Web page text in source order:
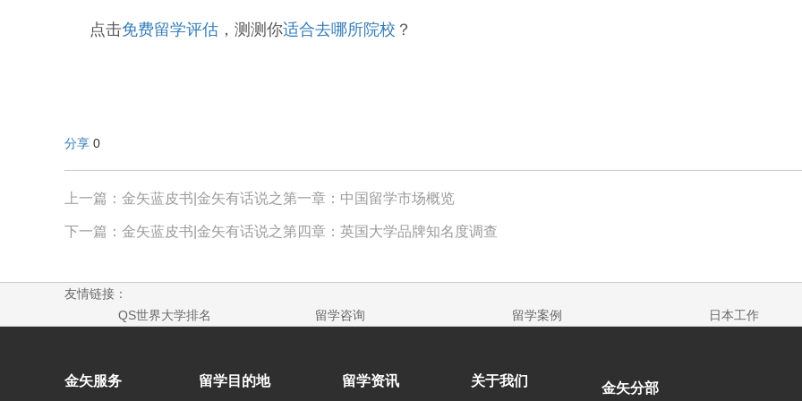
点击免费留学评估 ，测测你适合去哪所院校 ？
分享 0
上一篇：金矢蓝皮书|金矢有话说之第一章：中国留学市场概览
下一篇：金矢蓝皮书|金矢有话说之第四章：英国大学品牌知名度调查
友情链接：
QS世界大学排名
留学咨询 留学案例 日本工作
金矢服务 留学目的地 留学资讯 关于我们 金矢分部